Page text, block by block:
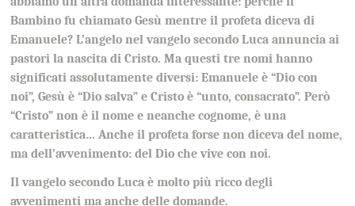
Bambino fu chiamato Gesù mentre il profeta diceva di
Emanuele? L’angelo nel vangelo secondo Luca annuncia ai
pastori la nascita di Cristo. Ma questi tre nomi hanno
significati assolutamente diversi: Emanuele è “Dio con
noi”, Gesù è “Dio salva” e Cristo è “unto, consacrato”. Però
“Cristo” non è il nome e neanche cognome, è una
caratteristica… Anche il profeta forse non diceva del nome,
ma dell’avvenimento: del Dio che vive con noi.
Il vangelo secondo Luca è molto più ricco degli
avvenimenti ma anche delle domande.